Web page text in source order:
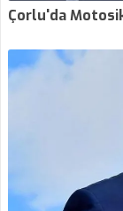
Çorlu'da